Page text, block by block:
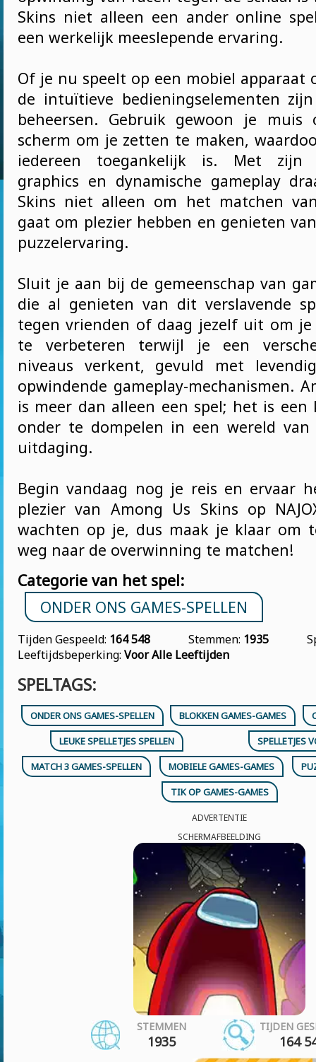
Skins niet alleen een ander online
een werkelijk meeslepende ervaring.
Of je nu speelt op een mobiel apparaat
de intuïtieve bedieningselementen
beheersen. Gebruik gewoon je
scherm om je zetten te maken,
iedereen toegankelijk is. Met zijn
graphics en dynamische gameplay
Skins niet alleen om het matchen
gaat om plezier hebben en genieten
puzzelervaring.
Sluit je aan bij de gemeenschap van
die al genieten van dit verslavende
tegen vrienden of daag jezelf uit om je
te verbeteren terwijl je een
niveaus verkent, gevuld met
opwindende gameplay-mechanismen.
is meer dan alleen een spel; het is een
onder te dompelen in een wereld
uitdaging.
Begin vandaag nog je reis en ervaar
plezier van Among Us Skins op
wachten op je, dus maak je klaar om
weg naar de overwinning te matchen!
Categorie van het spel:
ONDER ONS GAMES-SPELLEN
Tijden Gespeeld: 164 548 Stemmen: 1935
Leeftijdsbeperking: Voor Alle Leeftijden
SPELTAGS:
ONDER ONS GAMES-SPELLEN BLOKKEN GAMES-GAMES
LEUKE SPELLETJES SPELLEN
SPELLETJES
MATCH 3 GAMES-SPELLEN
MOBIELE GAMES-GAMES
TIK OP GAMES-GAMES
ADVERTENTIE
SCHERMAFBEELDING
STEMMEN
1935
TIJDEN
164